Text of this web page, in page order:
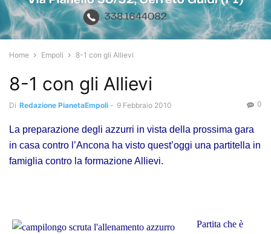
Home Empoli 8-1 con gli Allievi
8-1 con gli Allievi
Di Redazione PianetaEmpoli - 9 Febbraio 2010 0
La preparazione degli azzurri in vista della prossima gara
in casa contro l’Ancona ha visto quest’oggi una partitella in
famiglia contro la formazione Allievi.
Partita che è